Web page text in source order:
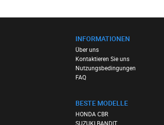
INFORMATIONEN
Über uns
Kontaktieren Sie uns
Nutzungsbedingungen
FAQ
BESTE MODELLE
HONDA CBR
SUZUKI BANDIT